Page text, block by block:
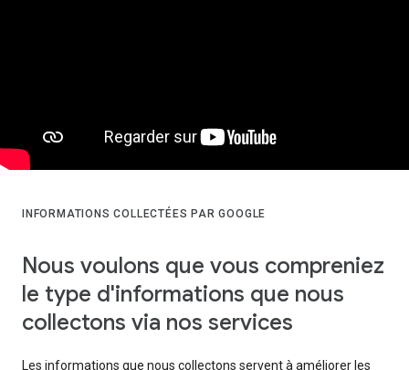
INFORMATIONS COLLECTÉES PAR GOOGLE
Nous voulons que vous compreniez
le type d'informations que nous
collectons via nos services
Les informations que nous collectons servent à améliorer les